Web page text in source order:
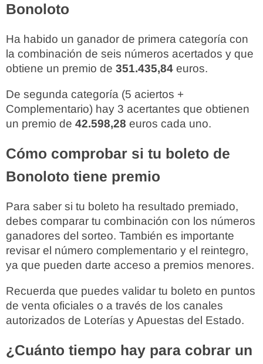
Bonoloto
Ha habido un ganador de primera categoría con
la combinación de seis números acertados y que
obtiene un premio de 351.435,84 euros.
De segunda categoría (5 aciertos +
Complementario) hay 3 acertantes que obtienen
un premio de 42.598,28 euros cada uno.
Cómo comprobar si tu boleto de
Bonoloto tiene premio
Para saber si tu boleto ha resultado premiado,
debes comparar tu combinación con los números
ganadores del sorteo. También es importante
revisar el número complementario y el reintegro,
ya que pueden darte acceso a premios menores.
Recuerda que puedes validar tu boleto en puntos
de venta oficiales o a través de los canales
autorizados de Loterías y Apuestas del Estado.
¿Cuánto tiempo hay para cobrar un